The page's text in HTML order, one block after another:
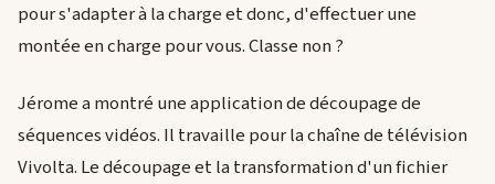
pour s'adapter à la charge et donc, d'effectuer une
montée en charge pour vous. Classe non ?
Jérome a montré une application de découpage de
séquences vidéos. Il travaille pour la chaîne de télévision
Vivolta. Le découpage et la transformation d'un fichier